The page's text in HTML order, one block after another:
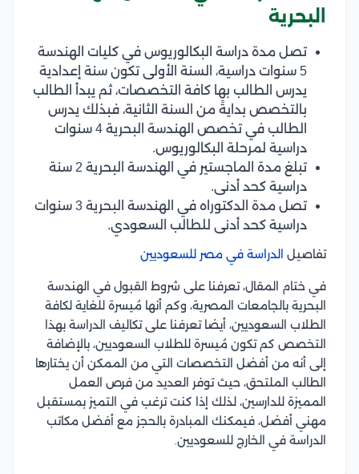
البحرية
تصل مدة دراسة البكالوريوس في كليات الهندسة
5 سنوات دراسية، السنة الأولى تكون سنة إعدادية
يدرس الطالب بها كافة التخصصات، ثم يبدأ الطالب
بالتخصص بدايةً من السنة الثانية، فبذلك يدرس
الطالب في تخصص الهندسة البحرية 4 سنوات
دراسية لمرحلة البكالوريوس.
تبلغ مدة الماجستير في الهندسة البحرية 2 سنة
دراسية كحد أدنى.
تصل مدة الدكتوراه في الهندسة البحرية 3 سنوات
دراسية كحد أدنى للطالب السعودي.
تفاصيل الدراسة في مصر للسعوديين
في ختام المقال، تعرفنا على شروط القبول في الهندسة
البحرية بالجامعات المصرية، وكم أنها مُيسرة للغاية لكافة
الطلاب السعوديين، أيضا تعرفنا على تكاليف الدراسة بهذا
التخصص كم تكون مُيسرة للطلاب السعوديين، بالإضافة
إلى أنه من أفضل التخصصات التي من الممكن أن يختارها
الطالب الملتحق، حيث توفر العديد من فرص العمل
المميزة للدارسين، لذلك إذا كنت ترغب في التميز بمستقبل
مهني أفضل، فيمكنك المبادرة بالحجز مع أفضل مكاتب
الدراسة في الخارج للسعوديين.